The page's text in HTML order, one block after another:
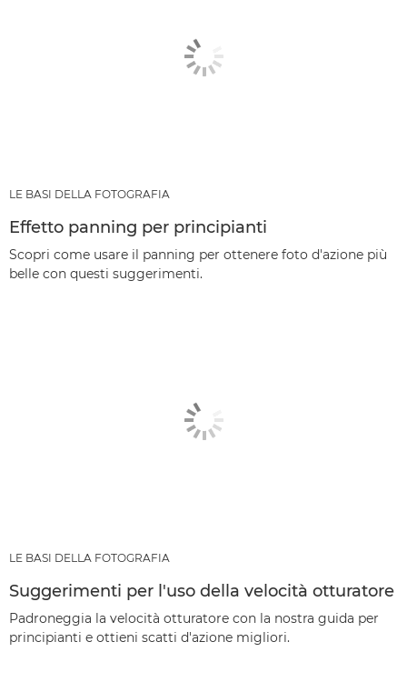
LE BASI DELLA FOTOGRAFIA
Effetto panning per principianti
Scopri come usare il panning per ottenere foto d'azione più
belle con questi suggerimenti.
LE BASI DELLA FOTOGRAFIA
Suggerimenti per l'uso della velocità otturatore
Padroneggia la velocità otturatore con la nostra guida per
principianti e ottieni scatti d'azione migliori.